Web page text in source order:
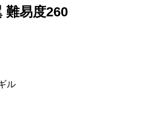
難易度260
ル